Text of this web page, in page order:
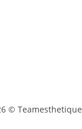
© Teamesthetique